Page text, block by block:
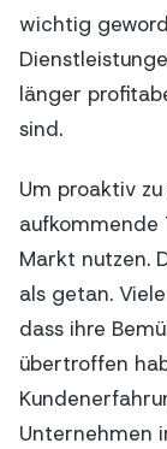
wichtig
länger
sind.
Um proaktiv
aufkommende
Markt nutzen.
als getan.
dass ihre
übertroffen
Unternehmen